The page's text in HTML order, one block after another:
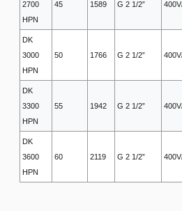
2700
HPN
45 1589 G 2 1/2”
DK
3000
HPN
50 1766 G 2 1/2”
DK
3300
HPN
55 1942 G 2 1/2”
DK
3600
HPN
60 2119 G 2 1/2”